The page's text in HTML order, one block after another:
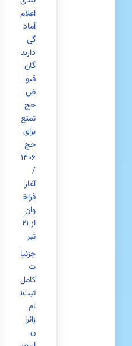
اعلام
آماد
گی
دارند
گان
قبو
ض
حج
تمتع
برای
حج
۱۴۰۶
/
آغاز
فراخ
وان
از ۲۱
تیر
جزئیا
ت
کامل
ثبت‌ن
ام
زائرا
ن